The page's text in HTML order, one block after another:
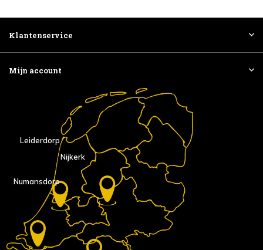
Klantenservice
Mijn account
Nijkerk
Numansdorp
Leiderdorp